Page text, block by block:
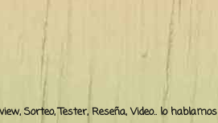
Sorteo, Tester, Reseña, Video.. lo hablamos